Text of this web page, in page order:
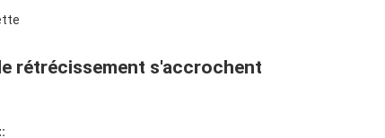
rétrécissement s'accrochent